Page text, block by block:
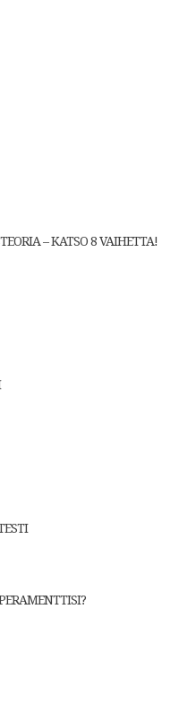
– KATSO 8 VAIHETTA!